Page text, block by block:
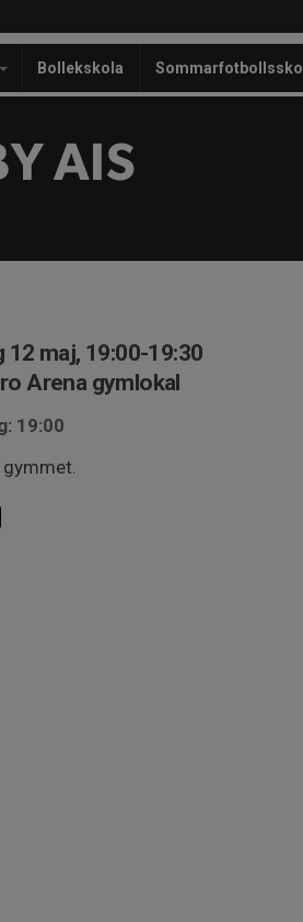
Bollekskola
AIS
12 maj, 19:00-19:30
Arena gymlokal
19:00
gymmet.